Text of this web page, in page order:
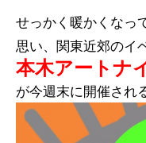
せっかく暖かくなっ
思い、関東近郊のイ
本木アートナ
が今週末に開催され